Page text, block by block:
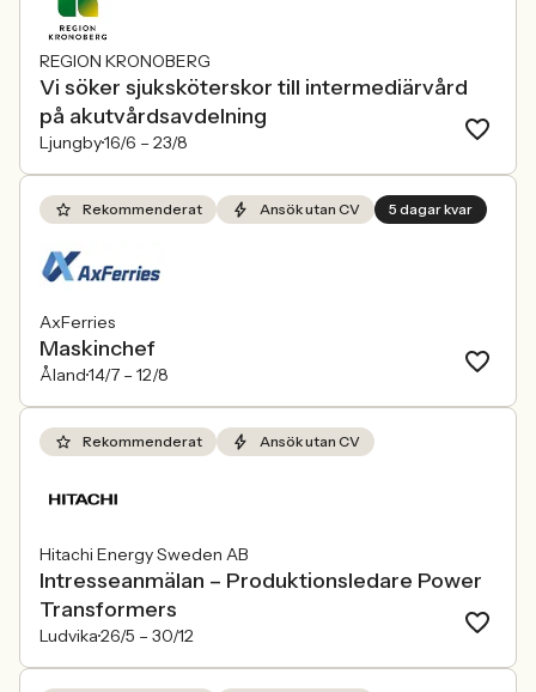
REGION KRONOBERG
Vi söker sjuksköterskor till intermediärvård
på akutvårdsavdelning
Ljungby16/6 – 23/8
Rekommenderat Ansök utan CV 5 dagar kvar
AxFerries
Maskinchef
Åland14/7 – 12/8
Rekommenderat Ansök utan CV
Hitachi Energy Sweden AB
Intresseanmälan – Produktionsledare Power
Transformers
Ludvika26/5 – 30/12